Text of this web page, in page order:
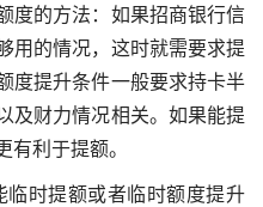
度的方法：如果招商银行信
用的情况，这时就需要求提
度提升条件一般要求持卡半
及财力情况相关。如果能提
利于提额。
时提额或者临时额度提升